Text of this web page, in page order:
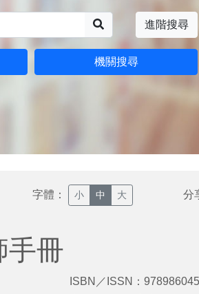
進階搜尋
機關搜尋
字體： 小 中 大 分
手冊
ISBN／ISSN：